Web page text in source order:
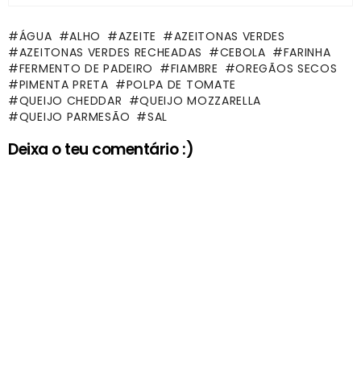
ÁGUA ALHO AZEITE
AZEITONAS VERDES
AZEITONAS VERDES RECHEADAS
CEBOLA
FARINHA
FERMENTO DE PADEIRO
FIAMBRE
OREGÃOS SECOS
PIMENTA PRETA
POLPA DE TOMATE
QUEIJO CHEDDAR
QUEIJO MOZZARELLA
QUEIJO PARMESÃO
SAL
Deixa o teu comentário :)